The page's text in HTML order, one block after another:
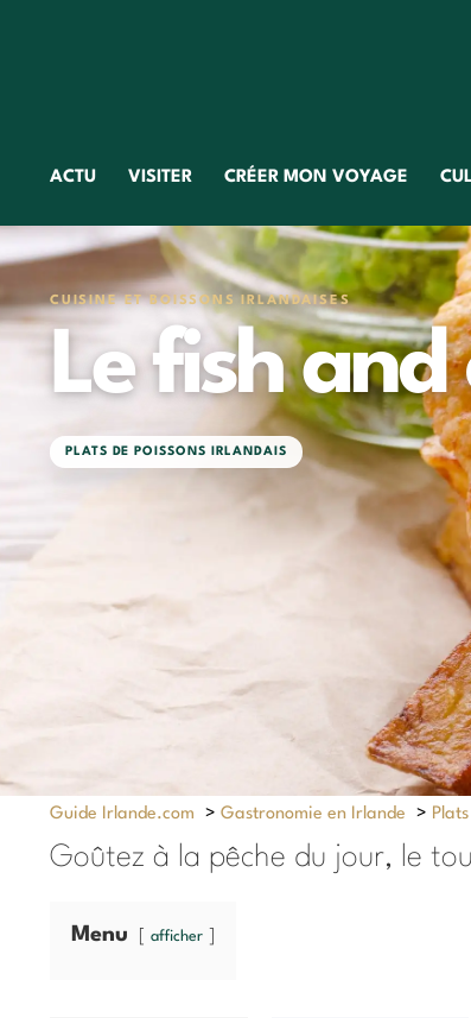
ACTU VISITER CRÉER MON VOYAGE
CUISINE ET BOISSONS IRLANDAISES
Le fish and
PLATS DE POISSONS IRLANDAIS
Guide Irlande.com > Gastronomie en Irlande >
Goûtez à la pêche du jour, le
Menu afficher